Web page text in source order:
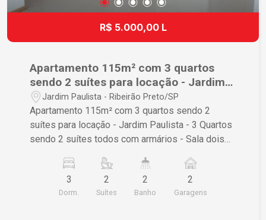
R$ 5.000,00 L
Apartamento 115m² com 3 quartos
sendo 2 suítes para locação - Jardim
Paulista
Jardim Paulista - Ribeirão Preto/SP
Apartamento 115m² com 3 quartos sendo 2
suítes para locação - Jardim Paulista - 3 Quartos
sendo 2 suítes todos com armários - Sala dois
banheiro social e 1 lavabo - Área de serviço -
Varanda gourmet Condomínio com: - Portaria 24
horas - Elevador - Salão de festas - Gás
3
Dorm.
2
Suítes
2
Banho
2
Garagens